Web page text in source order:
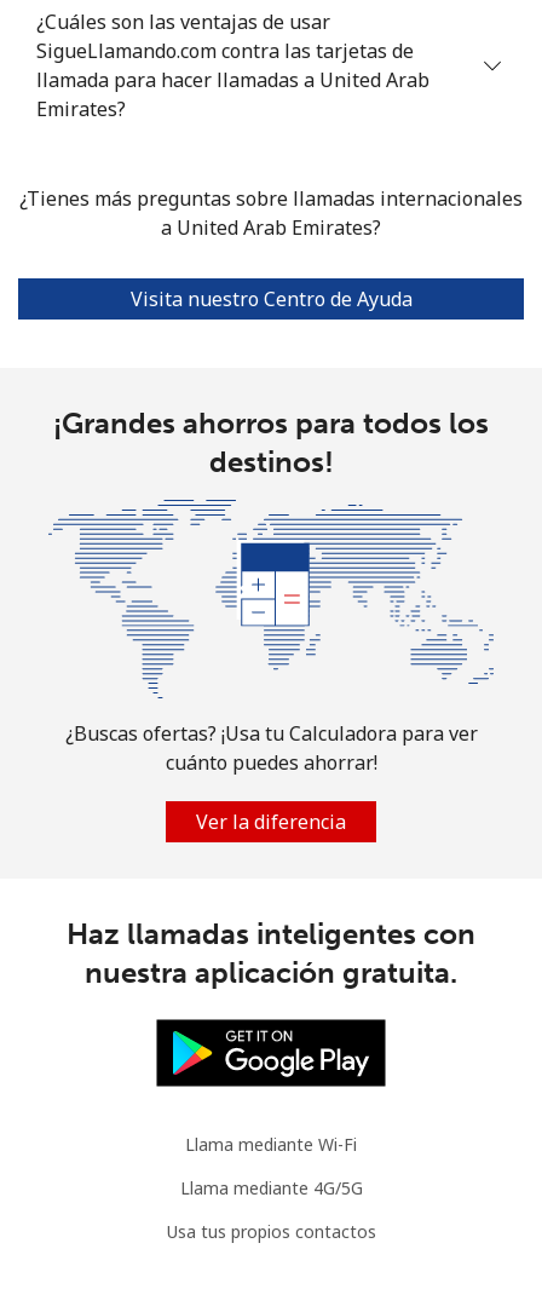
⁦$10⁩
Celular ⁦15.9¢⁩
62 min por
⁦55¢⁩
¿Cuáles son las ventajas de usar
SigueLlamando.com contra las tarjetas de
llamada para hacer llamadas a United Arab
Emirates?
¿Tienes más preguntas sobre llamadas internacionales
a United Arab Emirates?
Visita nuestro Centro de Ayuda
¡Grandes ahorros para todos los
destinos!
¿Buscas ofertas? ¡Usa tu Calculadora para ver
cuánto puedes ahorrar!
Ver la diferencia
Haz llamadas inteligentes con
nuestra aplicación gratuita.
Llama mediante Wi-Fi
Llama mediante 4G/5G
Usa tus propios contactos